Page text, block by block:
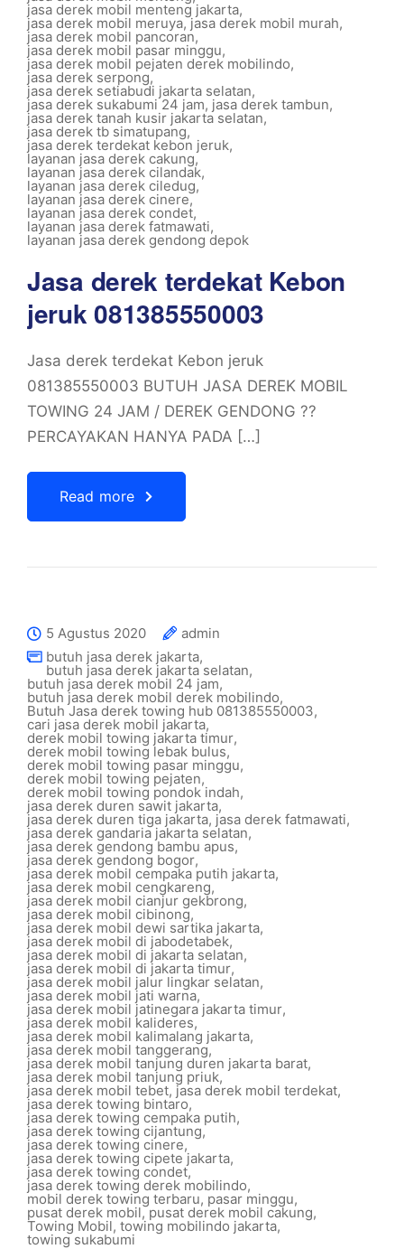
jasa derek mobil menteng jakarta,
jasa derek mobil meruya,jasa derek mobil murah,
jasa derek mobil pancoran,
jasa derek mobil pasar minggu,
jasa derek mobil pejaten derek mobilindo,
jasa derek serpong,
jasa derek setiabudi jakarta selatan,
jasa derek sukabumi 24 jam, jasa derek tambun,
jasa derek tanah kusir jakarta selatan,
jasa derek tb simatupang,
jasa derek terdekat kebon jeruk,
layanan jasa derek cakung,
layanan jasa derek cilandak,
layanan jasa derek ciledug,
layanan jasa derek cinere,
layanan jasa derek condet,
layanan jasa derek fatmawati,
layanan jasa derek gendong depok
Jasa derek terdekat Kebon
jeruk 081385550003
Jasa derek terdekat Kebon jeruk
081385550003 BUTUH JASA DEREK MOBIL
TOWING 24 JAM / DEREK GENDONG ??
PERCAYAKAN HANYA PADA […]
Read more
5 Agustus 2020
admin
butuh jasa derek jakarta,
butuh jasa derek jakarta selatan,
butuh jasa derek mobil 24 jam,
butuh jasa derek mobil derek mobilindo,
Butuh Jasa derek towing hub 081385550003,
cari jasa derek mobil jakarta,
derek mobil towing jakarta timur,
derek mobil towing lebak bulus,
derek mobil towing pasar minggu,
derek mobil towing pejaten,
derek mobil towing pondok indah,
jasa derek duren sawit jakarta,
jasa derek duren tiga jakarta, jasa derek fatmawati,
jasa derek gandaria jakarta selatan,
jasa derek gendong bambu apus,
jasa derek gendong bogor,
jasa derek mobil cempaka putih jakarta,
jasa derek mobil cengkareng,
jasa derek mobil cianjur gekbrong,
jasa derek mobil cibinong,
jasa derek mobil dewi sartika jakarta,
jasa derek mobil di jabodetabek,
jasa derek mobil di jakarta selatan,
jasa derek mobil di jakarta timur,
jasa derek mobil jalur lingkar selatan,
jasa derek mobil jati warna,
jasa derek mobil jatinegara jakarta timur,
jasa derek mobil kalideres,
jasa derek mobil kalimalang jakarta,
jasa derek mobil tanggerang,
jasa derek mobil tanjung duren jakarta barat,
jasa derek mobil tanjung priuk,
jasa derek mobil tebet, jasa derek mobil terdekat,
jasa derek towing bintaro,
jasa derek towing cempaka putih,
jasa derek towing cijantung,
jasa derek towing cinere,
jasa derek towing cipete jakarta,
jasa derek towing condet,
jasa derek towing derek mobilindo,
mobil derek towing terbaru, pasar minggu,
pusat derek mobil,pusat derek mobil cakung,
Towing Mobil, towing mobilindo jakarta,
towing sukabumi